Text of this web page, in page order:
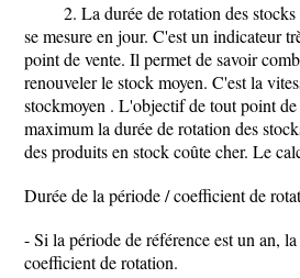
2. La durée de rotation des
se mesure en jour. C'est un indicateur
point de vente. Il permet de savoir
renouveler le stock moyen. C'est la
stockmoyen . L'objectif de tout point de
maximum la durée de rotation des
des produits en stock coûte cher. Le
Durée de la période / coefficient de
- Si la période de référence est un an,
coefficient de rotation.